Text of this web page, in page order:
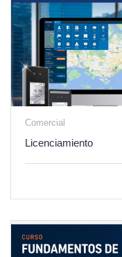
Comercial
Licenciamiento